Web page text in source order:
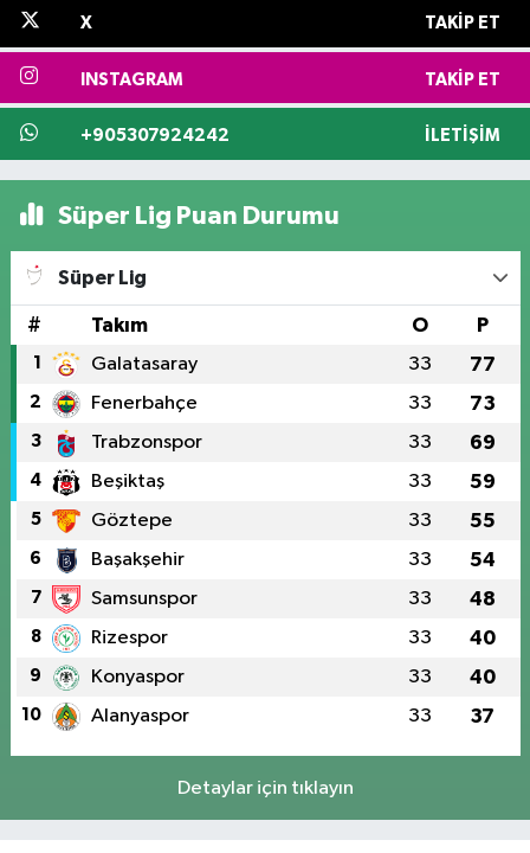
X TAKIP ET
INSTAGRAM TAKIP ET
+905307924242 İLETIŞIM
Süper Lig Puan Durumu
Süper Lig
# Takım O P
1 Galatasaray 33 77
2 Fenerbahçe 33 73
3 Trabzonspor 33 69
4 Beşiktaş 33 59
5 Göztepe 33 55
6 Başakşehir 33 54
7 Samsunspor 33 48
8 Rizespor 33 40
9 Konyaspor 33 40
10 Alanyaspor 33 37
Detaylar için tıklayın